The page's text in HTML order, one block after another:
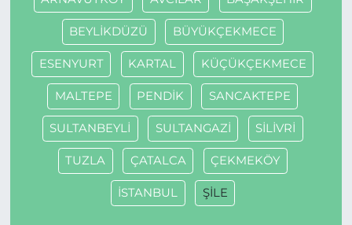
BEYLİKDÜZÜ BÜYÜKÇEKMECE
ESENYURT KARTAL KÜÇÜKÇEKMECE
MALTEPE PENDİK SANCAKTEPE
SULTANBEYLİ SULTANGAZİ SİLİVRİ
TUZLA ÇATALCA ÇEKMEKÖY
İSTANBUL ŞİLE